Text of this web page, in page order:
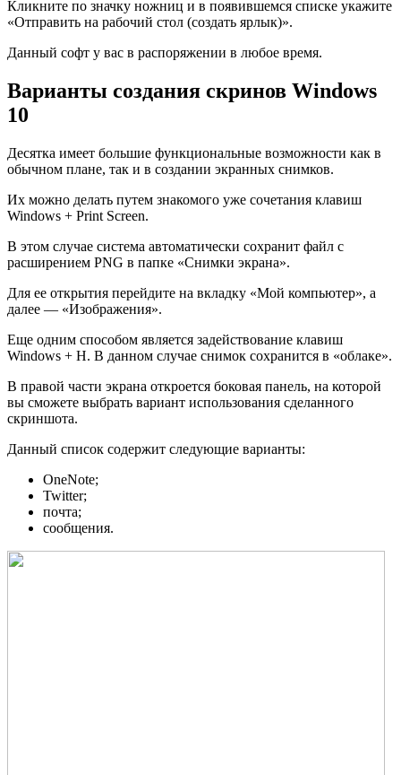
Кликните по значку ножниц и в появившемся списке укажите
«Отправить на рабочий стол (создать ярлык)».
Данный софт у вас в распоряжении в любое время.
Варианты создания скринов Windows
10
Десятка имеет большие функциональные возможности как в
обычном плане, так и в создании экранных снимков.
Их можно делать путем знакомого уже сочетания клавиш
Windows + Print Screen.
В этом случае система автоматически сохранит файл с
расширением PNG в папке «Снимки экрана».
Для ее открытия перейдите на вкладку «Мой компьютер», а
далее — «Изображения».
Еще одним способом является задействование клавиш
Windows + H. В данном случае снимок сохранится в «облаке».
В правой части экрана откроется боковая панель, на которой
вы сможете выбрать вариант использования сделанного
скриншота.
Данный список содержит следующие варианты:
OneNote;
Twitter;
почта;
сообщения.